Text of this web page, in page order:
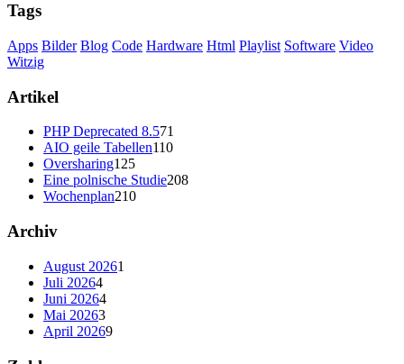
Tags
Apps Bilder Blog Code Hardware Html Playlist Software Video
Witzig
Artikel
PHP Deprecated 8.571
AIO geile Tabellen110
Oversharing125
Eine polnische Studie208
Wochenplan210
Archiv
August 20261
Juli 20264
Juni 20264
Mai 20263
April 20269